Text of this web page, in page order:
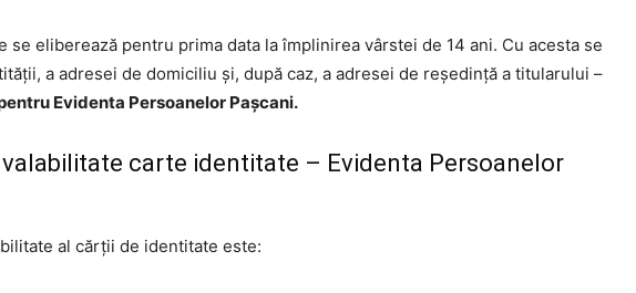
se eliberează pentru prima data la împlinirea vârstei de 14 ani. Cu acesta se
a adresei de domiciliu şi, după caz, a adresei de reşedinţă a titularului –
Evidenta Persoanelor Pașcani.
carte identitate – Evidenta Persoanelor
al cărţii de identitate este: